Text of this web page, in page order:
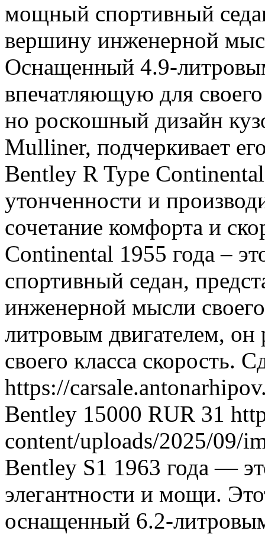
мощный спортивный
вершину инженерной
Оснащенный 4.9-
впечатляющую для
но роскошный дизайн
Mulliner, подчеркивает
Bentley R Type
утонченности и
сочетание комфорта и
Continental 1955 года –
спортивный седан,
инженерной мысли
литровым двигателем,
своего класса
https://
Bentley 15000 RUR 31
content/uploads/2025/09/
Bentley S1 1963 года —
элегантности и мощи.
оснащенный 6.2-